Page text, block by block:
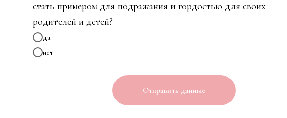
стать примером для подражания и гордостью для своих
родителей и детей?
да
нет
Отправить данные